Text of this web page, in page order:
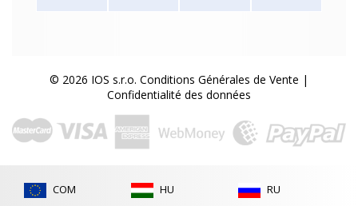
© 2026 IOS s.r.o. Conditions Générales de Vente |
Confidentialité des données
COM HU RU